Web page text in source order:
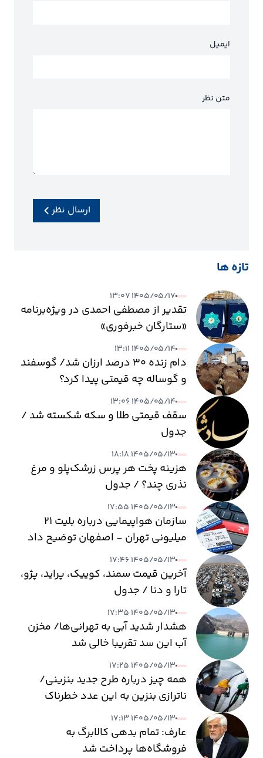
ایمیل
متن نظر
ارسال نظر
تازه ها
۱۴۰۵/۰۵/۱۷ ۱۳:۰۷
تقدیر از مصطفی احمدی در ویژه‌برنامه
«ستارگان خبرفوری»
۱۴۰۵/۰۵/۱۴ ۱۳:۱۱
دام زنده ۳۰ درصد ارزان شد/ گوسفند
و گوساله چه قیمتی پیدا کرد؟
۱۴۰۵/۰۵/۱۴ ۱۳:۰۶
سقف قیمتی طلا و سکه شکسته شد /
جدول
۱۴۰۵/۰۵/۱۳ ۱۸:۱۸
هزینه پخت هر پرس زرشک‌پلو و مرغ
نذری چند؟ / جدول
۱۴۰۵/۰۵/۱۳ ۱۷:۵۵
سازمان هواپیمایی درباره بلیت ۲۱
میلیونی تهران - اصفهان توضیح داد
۱۴۰۵/۰۵/۱۳ ۱۷:۴۶
آخرین قیمت سمند، کوییک، پراید، پژو،
تارا و دنا / جدول
۱۴۰۵/۰۵/۱۳ ۱۷:۳۵
هشدار شدید آبی به تهرانی‌ها/ مخزن
آب این سد تقریبا خالی شد
۱۴۰۵/۰۵/۱۳ ۱۷:۲۵
همه چیز درباره طرح جدید بنزینی/
ناترازی بنزین به این عدد خطرناک
می‌رسد
۱۴۰۵/۰۵/۱۳ ۱۷:۱۳
عارف: تمام بدهی کالابرگ به
فروشگاه‌ها پرداخت شد